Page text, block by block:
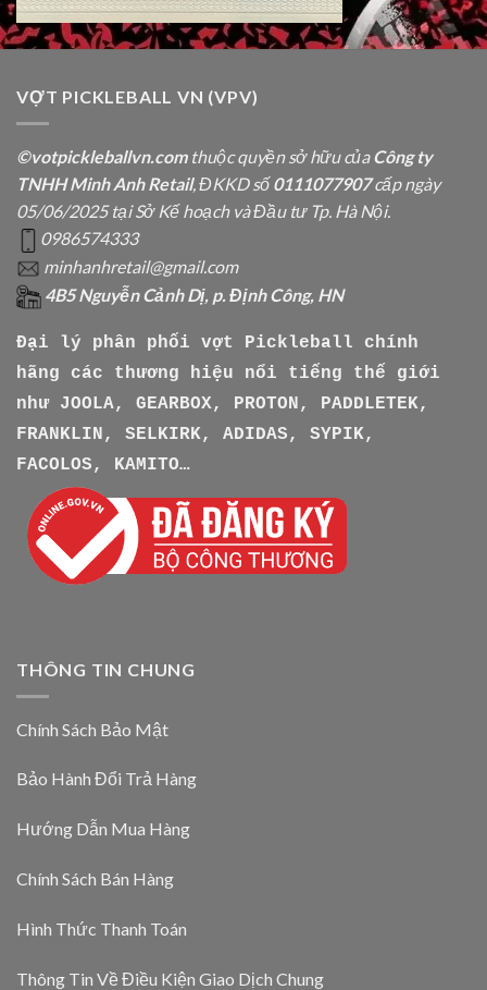
VỢT PICKLEBALL VN (VPV)
©votpickleballvn.comthuộc quyền sở hữu củaCông ty
TNHH Minh Anh Retail, ĐKKD số0111077907cấp ngày
05/06/2025 tại Sở Kế hoạch và Đầu tư Tp. Hà Nội.
0986574333
minhanhretail@gmail.com
4B5 Nguyễn Cảnh Dị, p. Định Công, HN
Đại lý phân phối vợt Pickleball chính
hãng các thương hiệu nổi tiếng thế giới
như
JOOLA, GEARBOX, PROTON, PADDLETEK,
FRANKLIN, SELKIRK, ADIDAS, SYPIK,
FACOLOS, KAMITO…
THÔNG TIN CHUNG
Chính Sách Bảo Mật
Bảo Hành Đổi Trả Hàng
Hướng Dẫn Mua Hàng
Chính Sách Bán Hàng
Hình Thức Thanh Toán
Thông Tin Về Điều Kiện Giao Dịch Chung